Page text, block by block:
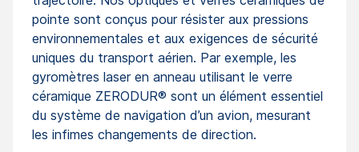
pointe sont conçus pour résister aux pressions
environnementales et aux exigences de sécurité
uniques du transport aérien. Par exemple, les
gyromètres laser en anneau utilisant le verre
céramique ZERODUR® sont un élément essentiel
du système de navigation d’un avion, mesurant
les infimes changements de direction.